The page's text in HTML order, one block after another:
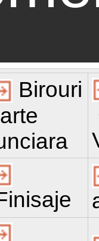
Birouri